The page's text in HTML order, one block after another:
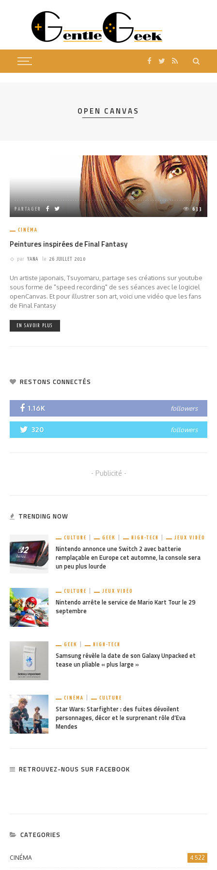
OPEN CANVAS
PARTAGER 633
CINÉMA
Peintures inspirées de Final Fantasy
par YANA le 26 JUILLET 2010
Un artiste japonais, Tsuyomaru, partage ses créations sur youtube
sous forme de "speed recording" de ses séances avec le logiciel
openCanvas. Et pour illustrer son art, voici une vidéo que les fans
de Final Fantasy
EN SAVOIR PLUS
RESTONS CONNECTÉS
1.16K followers
320 followers
- Publicité -
TRENDING NOW
CULTURE GEEK HIGH-TECH JEUX VIDÉO
Nintendo annonce une Switch 2 avec batterie
remplaçable en Europe cet automne, la console sera
un peu plus lourde
CULTURE JEUX VIDÉO
Nintendo arrête le service de Mario Kart Tour le 29
septembre
GEEK HIGH-TECH
Samsung révèle la date de son Galaxy Unpacked et
tease un pliable « plus large »
CINÉMA CULTURE
Star Wars: Starfighter : des fuites dévoilent
personnages, décor et le surprenant rôle d’Eva
Mendes
RETROUVEZ-NOUS SUR FACEBOOK
CATEGORIES
CINÉMA 4 522